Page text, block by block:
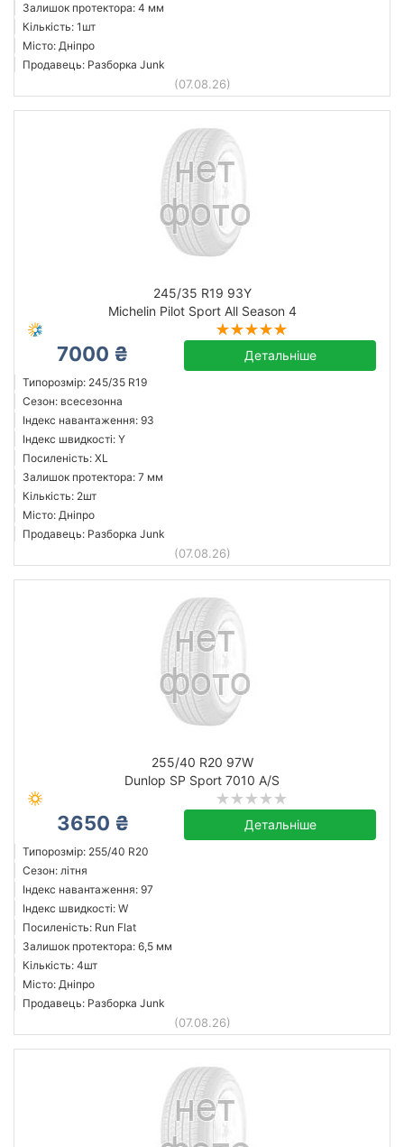
Залишок протектора: 4 мм
Кількість: 1шт
Місто: Дніпро
Продавець: Разборка Junk
(07.08.26)
245/35 R19 93Y
Michelin Pilot Sport All Season 4
7000 ₴ Детальніше
Типорозмір: 245/35 R19
Сезон: всесезонна
Індекс навантаження: 93
Індекс швидкості: Y
Посиленість: XL
Залишок протектора: 7 мм
Кількість: 2шт
Місто: Дніпро
Продавець: Разборка Junk
(07.08.26)
255/40 R20 97W
Dunlop SP Sport 7010 A/S
3650 ₴ Детальніше
Типорозмір: 255/40 R20
Сезон: літня
Індекс навантаження: 97
Індекс швидкості: W
Посиленість: Run Flat
Залишок протектора: 6,5 мм
Кількість: 4шт
Місто: Дніпро
Продавець: Разборка Junk
(07.08.26)